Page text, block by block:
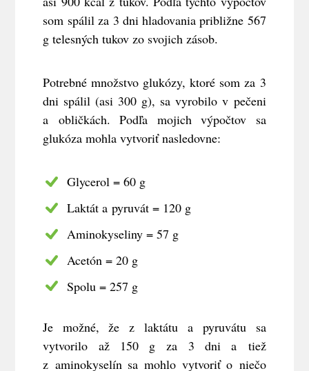
som spálil za 3 dni hladovania približne 567
g telesných tukov zo svojich zásob.
Potrebné množstvo glukózy, ktoré som za 3
dni spálil (asi 300 g), sa vyrobilo v pečeni
a obličkách. Podľa mojich výpočtov sa
glukóza mohla vytvoriť nasledovne:
Glycerol = 60 g
Laktát a pyruvát = 120 g
Aminokyseliny = 57 g
Acetón = 20 g
Spolu = 257 g
Je možné, že z laktátu a pyruvátu sa
vytvorilo až 150 g za 3 dni a tiež
z aminokyselín sa mohlo vytvoriť o niečo